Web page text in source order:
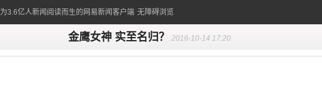
为3.6亿人新闻阅读而生的网易新闻客户端 无障碍浏览
金鹰女神 实至名归？ 2016-10-14 17:20